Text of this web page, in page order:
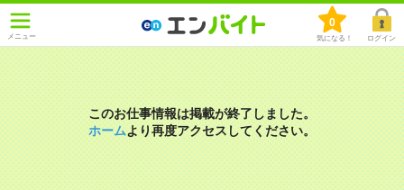
メニュー
0
気になる！ ログイン
このお仕事情報は掲載が終了しました。
ホームより再度アクセスしてください。